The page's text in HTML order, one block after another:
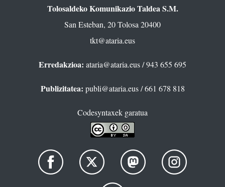
Tolosaldeko Komunikazio Taldea S.M.
San Esteban, 20 Tolosa 20400
tkt@ataria.eus
Erredakzioa: ataria@ataria.eus/ 943 655 695
Publizitatea: publi@ataria.eus/ 661 678 818
Codesyntaxek garatua